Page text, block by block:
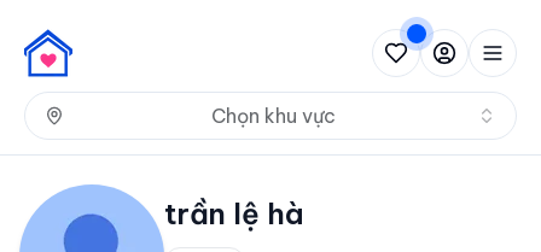
Chọn khu vực
trần lệ hà